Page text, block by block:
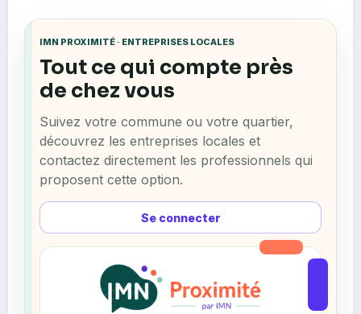
IMN PROXIMITÉ · ENTREPRISES LOCALES
Se connecter
Tout ce qui compte près
de chez vous
Suivez votre commune ou votre quartier,
découvrez les entreprises locales et
contactez directement les professionnels qui
proposent cette option.